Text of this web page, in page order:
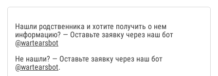
Нашли родственника и хотите получить о нем
информацию? — Оставьте заявку через наш бот
@wartearsbot
Не нашли? — Оставьте заявку через наш бот
@wartearsbot.